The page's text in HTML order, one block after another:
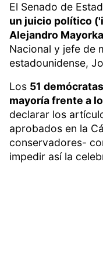
El Senado de
un juicio político
Alejandro
Nacional y jefe de
estadounidense,
Los 51
mayoría frente a
declarar los
aprobados en la
conservadores-
impedir así la